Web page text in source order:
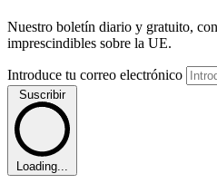
Nuestro boletín diario y gratuito,
imprescindibles sobre la UE.
Introduce tu correo electrónico
Suscribir
Loading...